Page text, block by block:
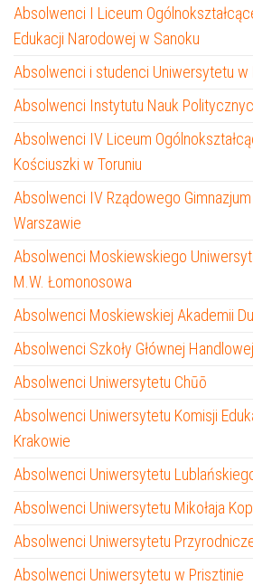
Absolwenci I Liceum
Edukacji Narodowej w Sanoku
Absolwenci i studenci Uniwersytetu w
Absolwenci Instytutu Nauk
Absolwenci IV Liceum
Kościuszki w Toruniu
Absolwenci IV Rządowego
Warszawie
Absolwenci Moskiewskiego
M.W. Łomonosowa
Absolwenci Moskiewskiej Akademii
Absolwenci Szkoły Głównej Handlowej
Absolwenci Uniwersytetu Chūō
Absolwenci Uniwersytetu Komisji
Krakowie
Absolwenci Uniwersytetu
Absolwenci Uniwersytetu Mikołaja
Absolwenci Uniwersytetu
Absolwenci Uniwersytetu w Prisztinie